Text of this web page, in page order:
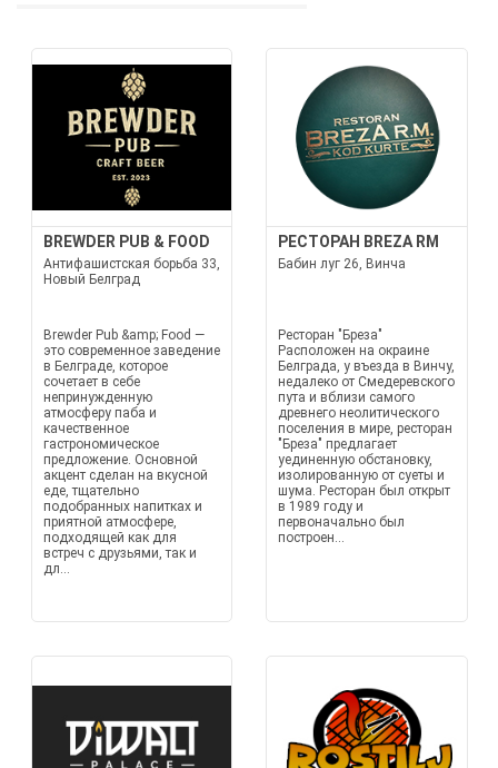
BREWDER PUB & FOOD
Антифашистская борьба 33,
Новый Белград
Brewder Pub &amp; Food —
это современное заведение
в Белграде, которое
сочетает в себе
непринужденную
атмосферу паба и
качественное
гастрономическое
предложение. Основной
акцент сделан на вкусной
еде, тщательно
подобранных напитках и
приятной атмосфере,
подходящей как для
встреч с друзьями, так и
дл...
РЕСТОРАН BREZA RM
Бабин луг 26, Винча
Ресторан "Бреза"
Расположен на окраине
Белграда, у въезда в Винчу,
недалеко от Смедеревского
пута и вблизи самого
древнего неолитического
поселения в мире, ресторан
"Бреза" предлагает
уединенную обстановку,
изолированную от суеты и
шума. Ресторан был открыт
в 1989 году и
первоначально был
построен...